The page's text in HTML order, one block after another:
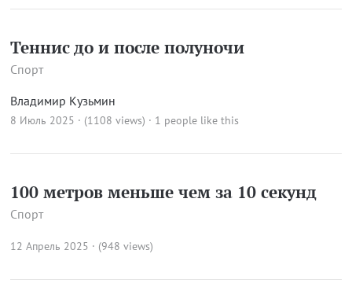
Теннис до и после полуночи
Спорт
Владимир Кузьмин
8 Июль 2025 · (1108 views) · 1 people like this
100 метров меньше чем за 10 секунд
Спорт
12 Апрель 2025 · (948 views)